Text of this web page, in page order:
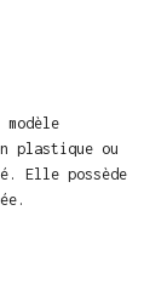
plastique ou
Elle possède